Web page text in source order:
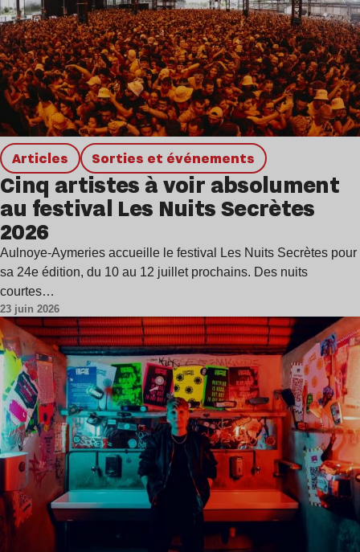
Articles Sorties et événements
Cinq artistes à voir absolument
au festival Les Nuits Secrètes
2026
Aulnoye-Aymeries accueille le festival Les Nuits Secrètes pour
sa 24e édition, du 10 au 12 juillet prochains. Des nuits
courtes…
23 juin 2026